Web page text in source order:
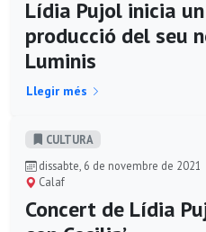
Lídia Pujol inicia
producció del seu
Luminis
Llegir més
CULTURA
dissabte, 6 de novembre de 2021
Calaf
Concert de Lídia